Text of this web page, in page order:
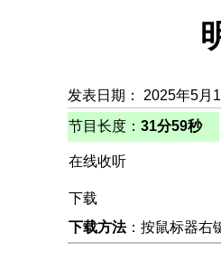
发表日期： 2025年5月
节目长度： 31分59秒
在线收听
下载
下载方法：按鼠标器右